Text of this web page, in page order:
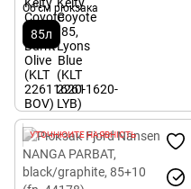
Об'єм рюкзака
85л
УТОЧНЮЙТЕ НАЯВНІСТЬ